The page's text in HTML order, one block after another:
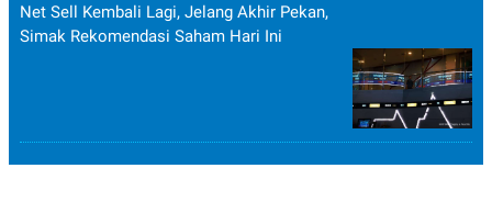
Net Sell Kembali Lagi, Jelang Akhir Pekan,
Simak Rekomendasi Saham Hari Ini